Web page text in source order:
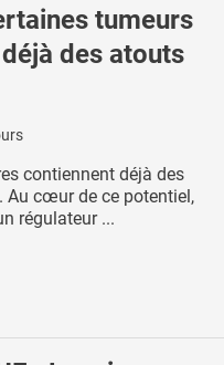
tumeurs
des atouts
contiennent déjà des
Au cœur de ce potentiel,
régulateur ...